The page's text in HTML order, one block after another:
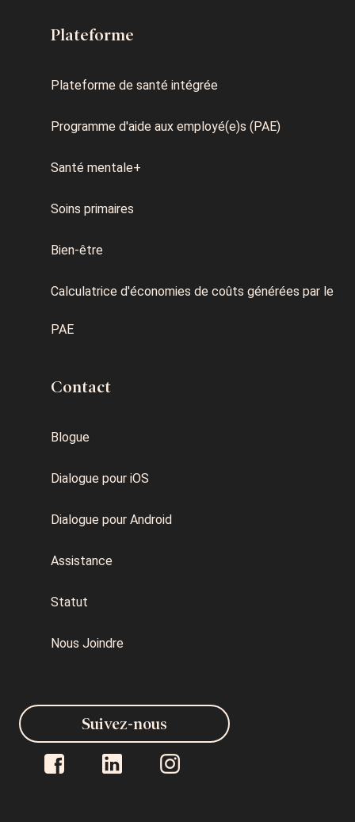
Plateforme
Plateforme de santé intégrée
Programme d'aide aux employé(e)s (PAE)
Santé mentale+
Soins primaires
Bien-être
Calculatrice d'économies de coûts générées par le
PAE
Contact
Blogue
Dialogue pour iOS
Dialogue pour Android
Assistance
Statut
Nous Joindre
Suivez-nous